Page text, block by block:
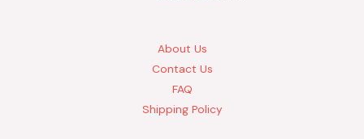
About Us
Contact Us
FAQ
Shipping Policy